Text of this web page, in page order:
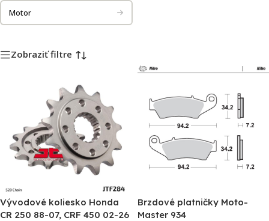
Motor
Zobraziť filtre
Vývodové koliesko Honda
CR 250 88-07, CRF 450 02-26
Brzdové platničky Moto-
Master 934